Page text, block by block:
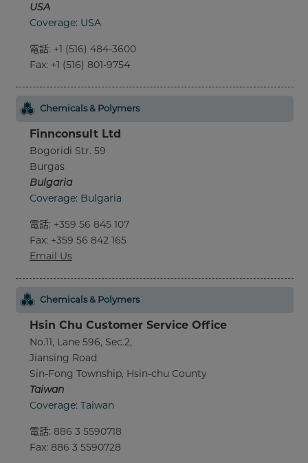
USA
Coverage: USA
電話: +1 (516) 484-3600
Fax: +1 (516) 801-9754
Chemicals & Polymers
Finnconsult Ltd
Bogoridi Str. 59
Burgas
Bulgaria
Coverage: Bulgaria
電話: +359 56 845 107
Fax: +359 56 842 165
Email Us
Chemicals & Polymers
Hsin Chu Customer Service Office
No.11, Lane 596, Sec.2,
Jiansing Road
Sin-Fong Township, Hsin-chu County
Taiwan
Coverage: Taiwan
電話: 886 3 5590718
Fax: 886 3 5590728